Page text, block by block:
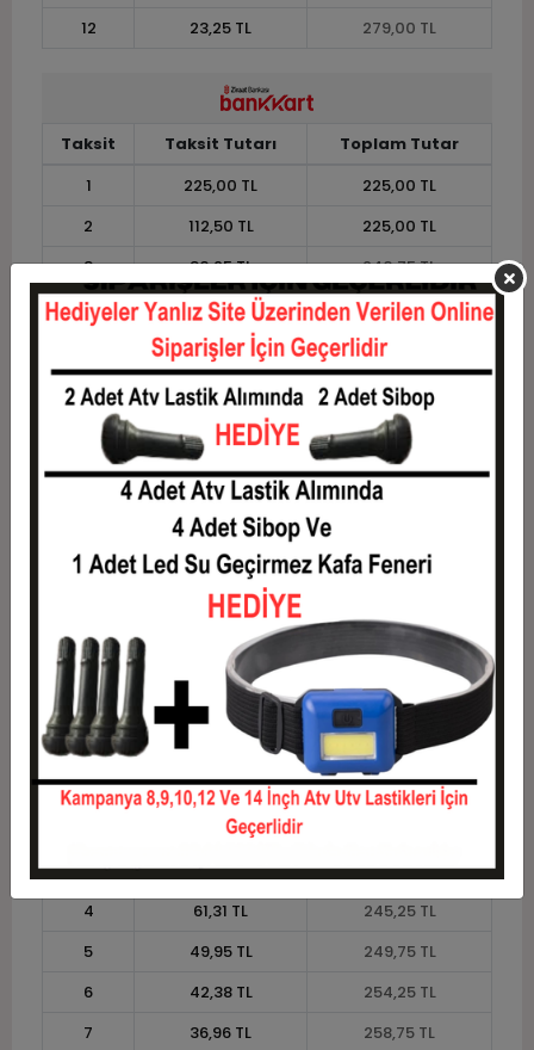
12
23,25 TL 279,00 TL
Taksit Taksit Tutarı
Toplam Tutar
1
225,00 TL
225,00 TL
2
112,50 TL
225,00 TL
3
80,25 TL
240,75 TL
4
61,31 TL
245,25 TL
49,95 TL
249,75 TL
6
42,38 TL
254,25 TL
36,96 TL
258,75 TL
8
32,91 TL
263,25 TL
10
27,23 TL
272,25 TL
24,95 TL
12
279,00 TL
Taksit Taksit Tutarı
Toplam Tutar
1
225,00 TL
225,00 TL
112,50 TL
3
80,25 TL
240,75 TL
4
61,31 TL
245,25 TL
5
49,95 TL
249,75 TL
6
42,38 TL
254,25 TL
7
36,96 TL
258,75 TL